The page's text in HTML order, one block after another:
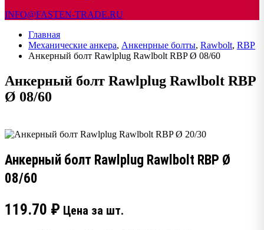
INFO@FASTEN-TRADE.RU
Главная
Механические анкера, Анкенрные болты, Rawbolt, RBP
Анкерный болт Rawlplug Rawlbolt RBP Ø 08/60
Анкерный болт Rawlplug Rawlbolt RBP
Ø 08/60
Анкерный болт Rawlplug Rawlbolt RBP Ø
08/60
119.70 ₽ Цена за шт.